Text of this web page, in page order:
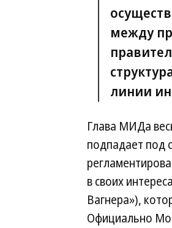
между
линии
Глава МИДа
подпадает под
в своих
Вагнера»),
Официально